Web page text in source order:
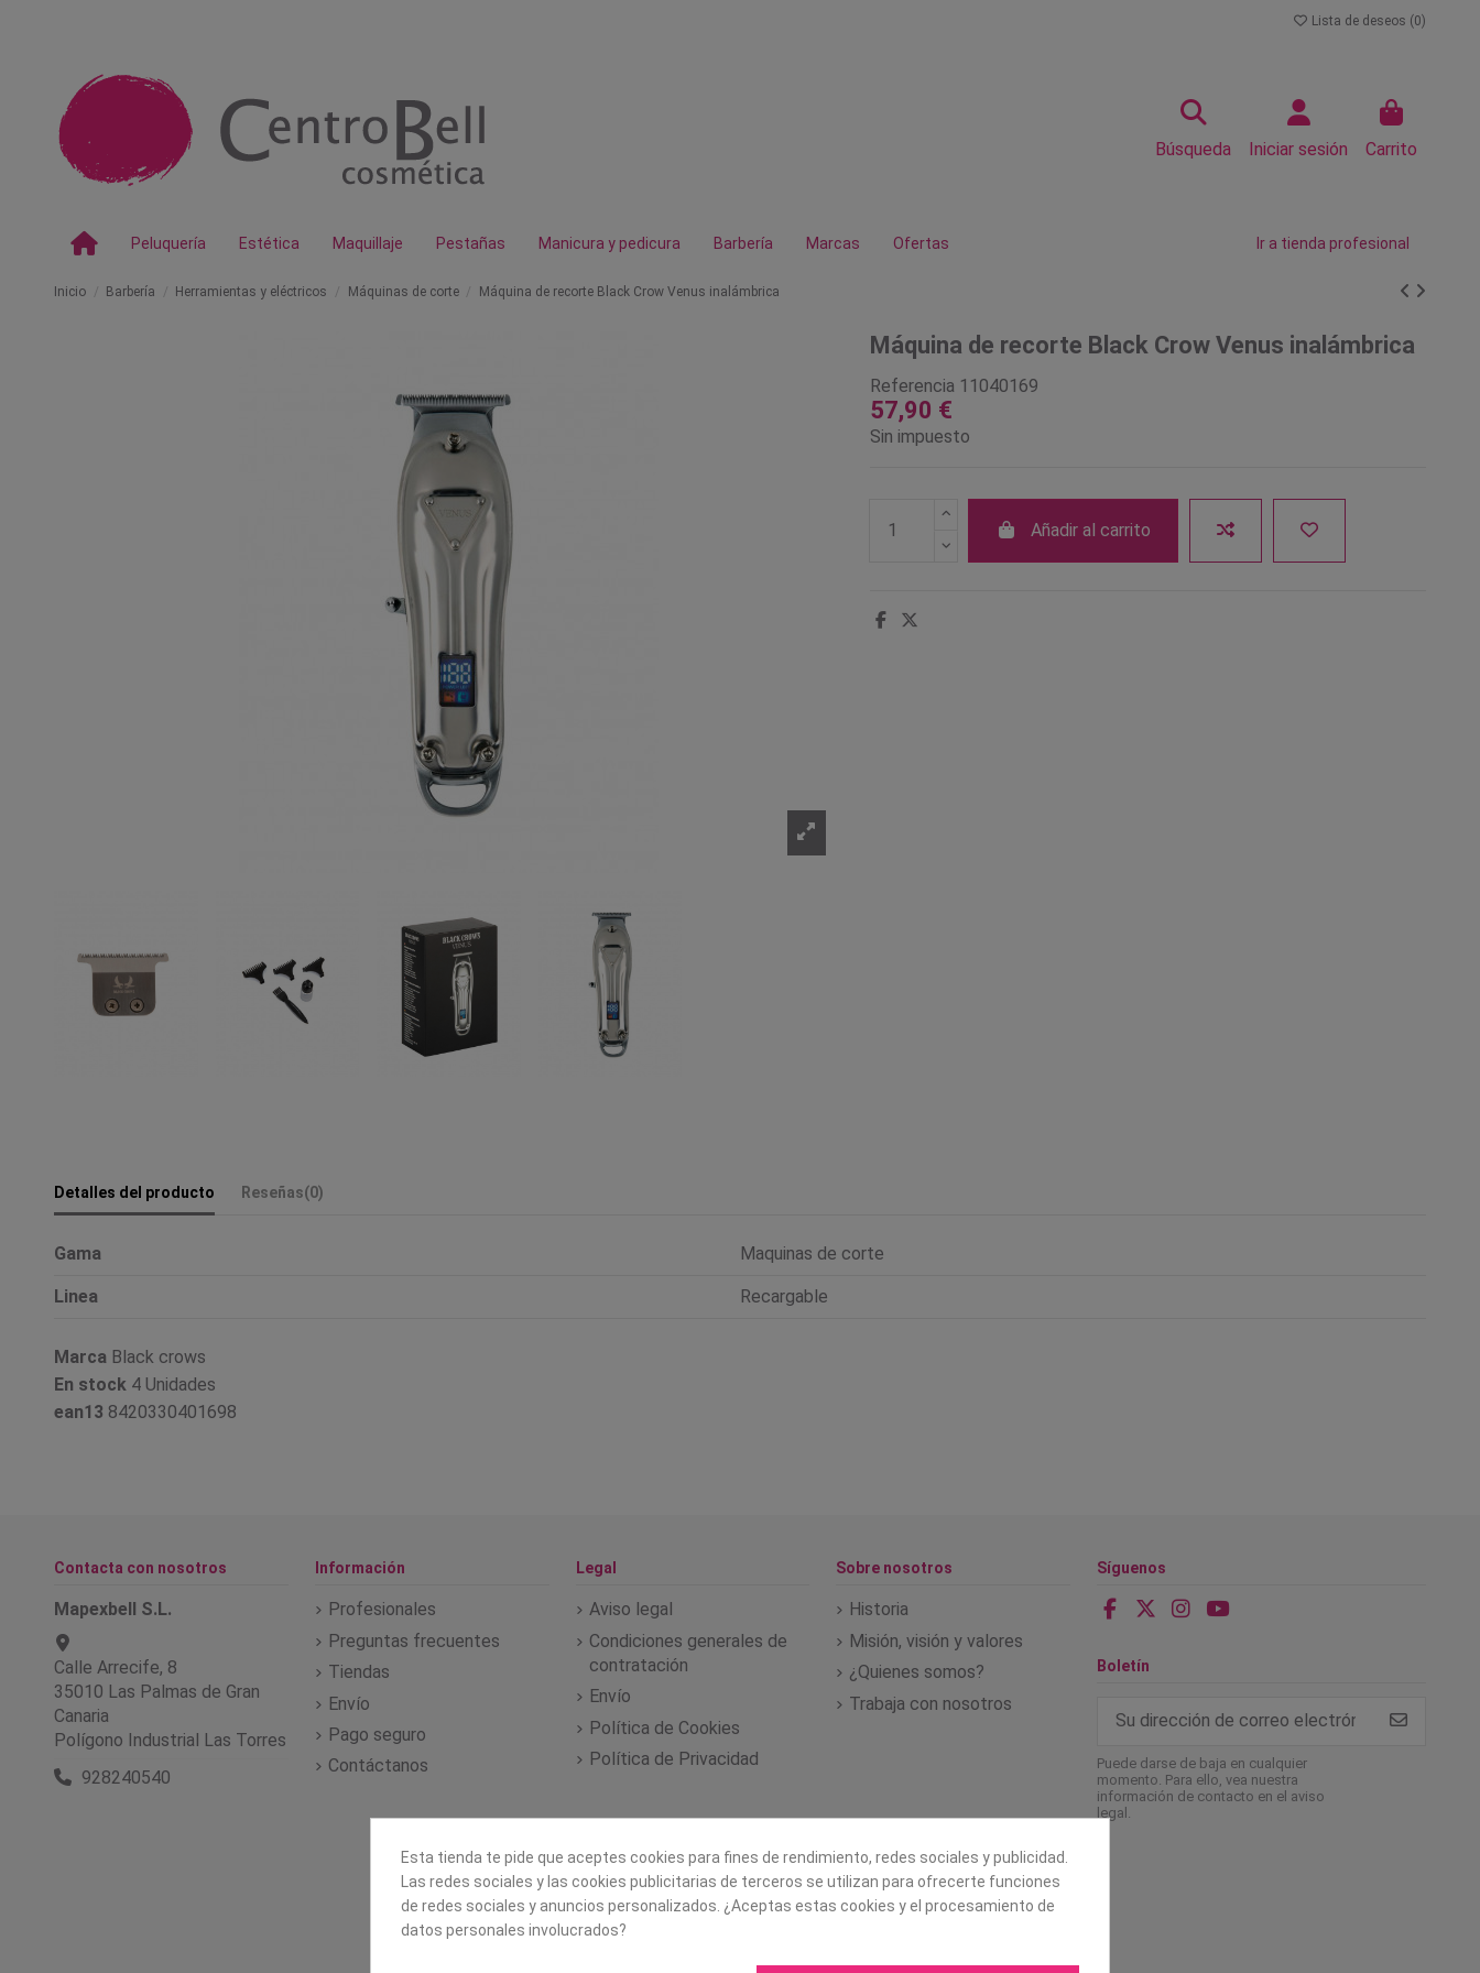
Lista de deseos (0)
Búsqueda Iniciar sesión Carrito
Peluquería Estética Maquillaje Pestañas Manicura y pedicura Barbería Marcas Ofertas Ir a tienda profesional
Inicio Barbería Herramientas y eléctricos Máquinas de corte Máquina de recorte Black Crow Venus inalámbrica
Máquina de recorte Black Crow Venus inalámbrica
Referencia 11040169
57,90 €
Sin impuesto
Añadir al carrito
Detalles del producto Reseñas(0)
Gama Maquinas de corte
Linea Recargable
Marca Black crows
En stock 4 Unidades
ean13 8420330401698
Contacta con nosotros
Mapexbell S.L.
Calle Arrecife, 8
35010 Las Palmas de Gran
Canaria
Polígono Industrial Las Torres
928240540
Información
Profesionales
Preguntas frecuentes
Tiendas
Envío
Pago seguro
Contáctanos
Legal
Aviso legal
Condiciones generales de
contratación
Envío
Política de Cookies
Política de Privacidad
Sobre nosotros
Historia
Misión, visión y valores
¿Quienes somos?
Trabaja con nosotros
Síguenos
Boletín
Puede darse de baja en cualquier
momento. Para ello, vea nuestra
información de contacto en el aviso
legal.
Esta tienda te pide que aceptes cookies para fines de rendimiento, redes sociales y publicidad.
Las redes sociales y las cookies publicitarias de terceros se utilizan para ofrecerte funciones
de redes sociales y anuncios personalizados. ¿Aceptas estas cookies y el procesamiento de
datos personales involucrados?